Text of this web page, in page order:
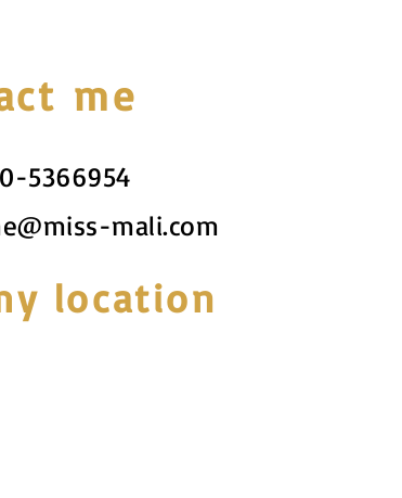
me
5366954
mali.com
location